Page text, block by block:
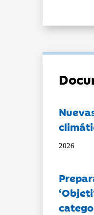
2026